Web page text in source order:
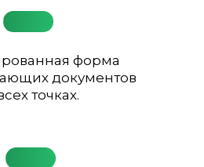
форма
документов
точках.